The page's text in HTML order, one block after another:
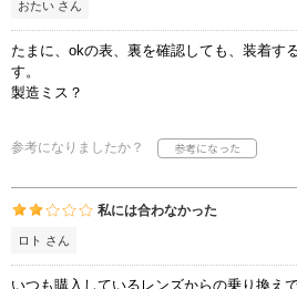
おたい さん
たまに、okの表、裏を確認しても、装着す
す。
製造ミス？
参考になりましたか？
私には合わなかった
ロト さん
いつも購入しているレンズからの乗り換え